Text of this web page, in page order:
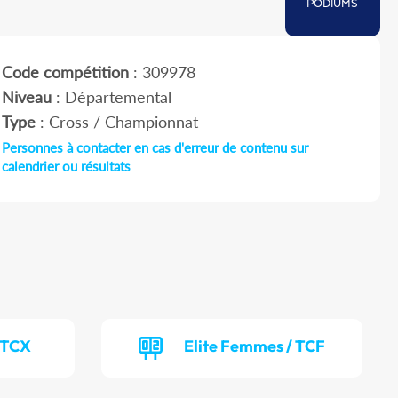
PODIUMS
Code compétition: 309978
Niveau: Départemental
Type: Cross / Championnat
Personnes à contacter en cas d'erreur de contenu sur
calendrier ou résultats
Elite Femmes / TCF